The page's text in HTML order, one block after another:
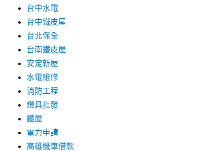
台中水電
台中鐵皮屋
台北保全
台南鐵皮屋
安定新屋
水電維修
消防工程
燈具批發
鐵屋
電力申請
高雄機車借款